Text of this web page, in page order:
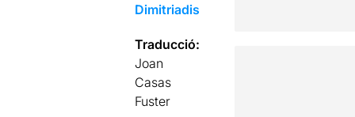
Dimitriadis
Traducció:
Joan
Casas
Fuster